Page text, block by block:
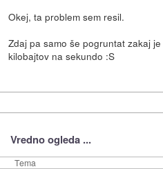
Okej, ta problem sem resil.
Zdaj pa samo še pogruntat zakaj
kilobajtov na sekundo :S
Vredno ogleda ...
Tema